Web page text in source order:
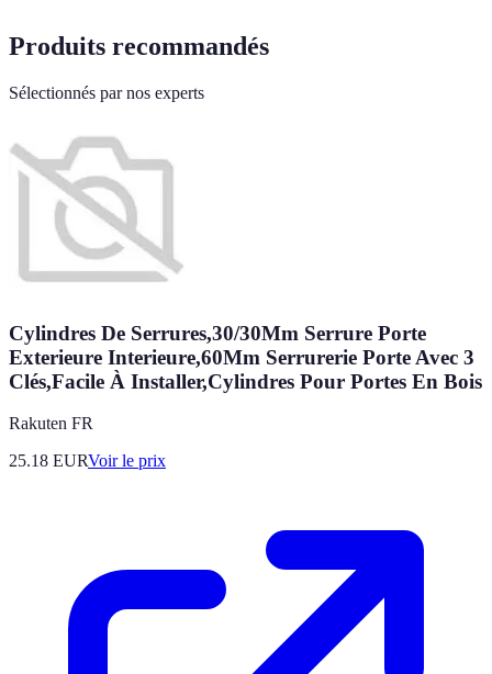
Produits recommandés
Sélectionnés par nos experts
Cylindres De Serrures,30/30Mm Serrure Porte
Exterieure Interieure,60Mm Serrurerie Porte Avec 3
Clés,Facile À Installer,Cylindres Pour Portes En Bois
Rakuten FR
25.18 EURVoir le prix